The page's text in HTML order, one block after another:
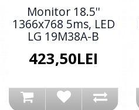
Monitor 18.5''
1366x768 5ms, LED
LG 19M38A-B
423,50LEI